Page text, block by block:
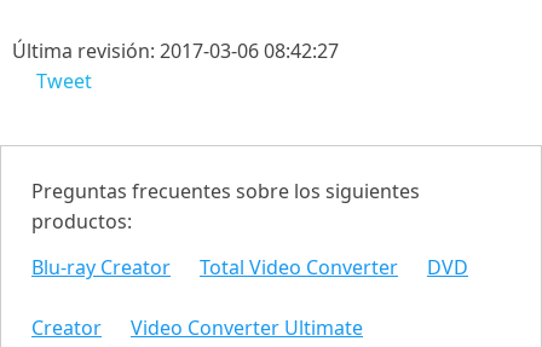
Última revisión: 2017-03-06 08:42:27
Tweet
Preguntas frecuentes sobre los siguientes
productos:
Blu-ray Creator
Total Video Converter DVD
Creator Video Converter Ultimate